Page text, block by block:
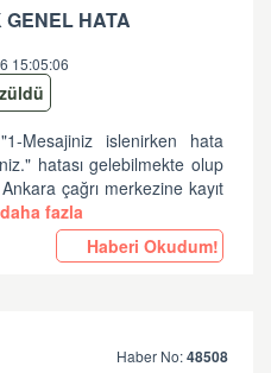
GENEL HATA
15:05:06
Mesajiniz islenirken hata
hatası gelebilmekte olup
çağrı merkezine kayıt
daha fazla
Haberi Okudum!
Haber No:48508